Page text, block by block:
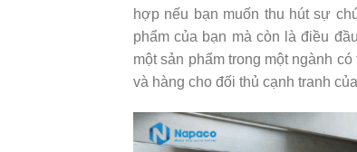
hợp nếu bạn muốn thu hút sự
phẩm của bạn mà còn là điều
một sản phẩm trong một ngành
và hàng cho đối thủ cạnh tranh